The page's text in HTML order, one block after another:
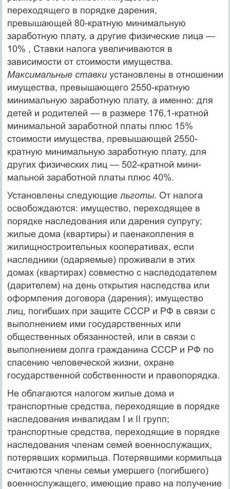
переходящего в порядке дарения,
превышающей 80-кратную минимальную
заработную плату, а другие физические лица —
10% , Ставки налога увеличиваются в
зависимости от сто­имости имущества.
Максимальные ставкиустановлены в отноше­нии
имущества, превышающего 2550-кратную
минимальную за­работную плату, а именно: для
детей и родителей — в размере 176,1-кратной
минимальной заработной платы плюс 15%
стоимос­ти имущества, превышающей 2550-
кратную минимальную зара­ботную плату, для
других физических лиц — 502-кратной мини­
мальной заработной платы плюс 40%.
Установлены следующие льготы. От налога
освобождаются: имущество, переходящее в
порядке наследования или дарения супругу;
жилые дома (квартиры) и паенакопления в
жилищно­строительных кооперативах, если
наследники (одаряемые) про­живали в этих
домах (квартирах) совместно с наследодателем
(да­рителем) на день открытия наследства или
оформления договора (дарения); имущество
лиц, погибших при защите СССР и РФ в связи с
выполнением ими государственных или
общественных обязанностей, или в связи с
выполнением долга гражданина СССР и РФ по
спасению человеческой жизни, охране
государственной собственности и правопорядка.
Не облагаются налогом жилые дома и
транспортные средства, переходящие в порядке
наследования инвалидам I и II групп;
транспортные средства, переходящие в порядке
наследования чле­нам семей военнослужащих,
потерявших кормильца. Потерявши­ми кормильца
считаются члены семьи умершего (погибшего)
воен­нослужащего, имеющие право на получение